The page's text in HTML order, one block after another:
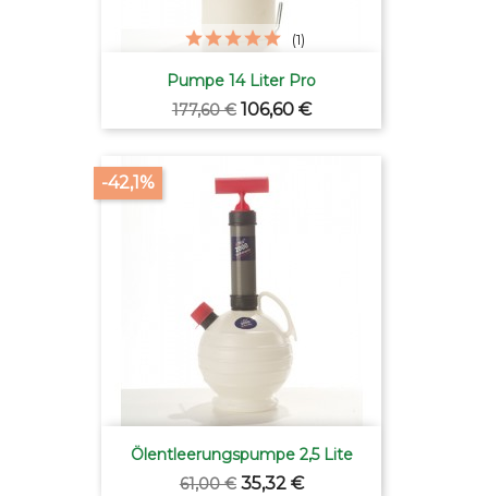
Pumpe 14 Liter Pro
Verkaufspreis
177,60 € Preis
106,60 €
(1)
Ölentleerungspumpe 2,5 Lite
Verkaufspreis
61,00 €
-42,1%
Preis
35,32 €